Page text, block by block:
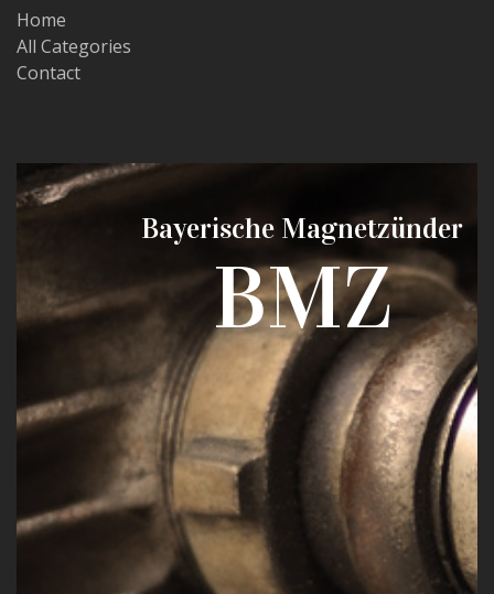
Home
All Categories
Contact
Bayerische Magnetzünder
BMZ